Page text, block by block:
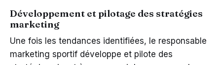
Développement et pilotage des stratégies
marketing
Une fois les tendances identifiées, le responsable
marketing sportif développe et pilote des